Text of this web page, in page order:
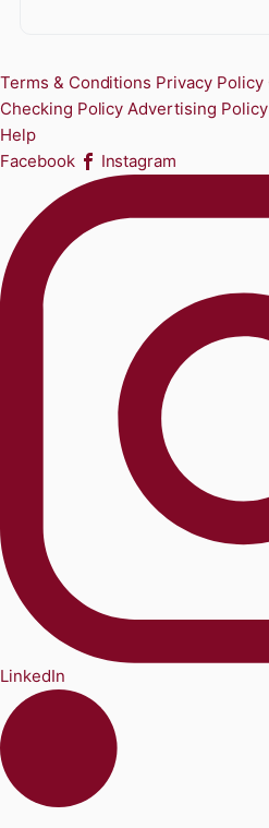
Terms & Conditions Privacy Policy
Checking Policy Advertising Policy
Help
Facebook
Instagram
LinkedIn